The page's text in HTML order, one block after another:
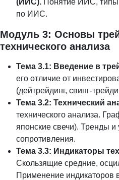
(ИИС). Понятие ИИС,
по ИИС.
Модуль 3: Основы
технического анализа
Тема 3.1: Введение в
его отличие от
(дейтрейдинг, свинг-
Тема 3.2: Технический
технического анализа.
японские свечи). Тренды
сопротивления.
Тема 3.3: Индикаторы
Скользящие средние,
Применение индикаторов